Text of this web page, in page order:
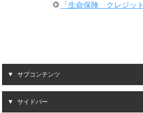
「生命保険 クレジッ
サブコンテンツ
サイドバー